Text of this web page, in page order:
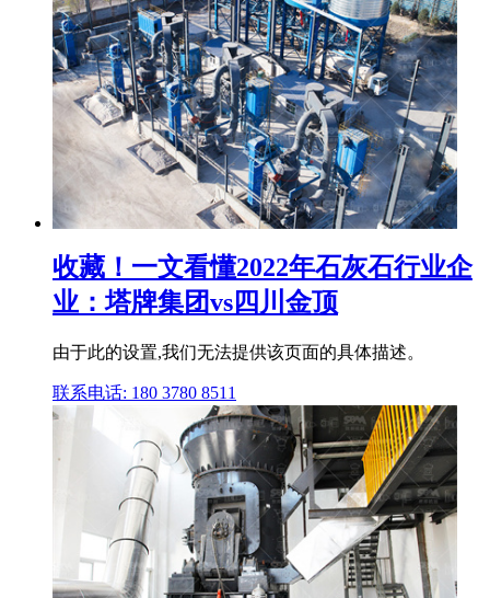
收藏！一文看懂2022年石灰石行业企
业：塔牌集团vs四川金顶
由于此的设置,我们无法提供该页面的具体描述。
联系电话: 180 3780 8511